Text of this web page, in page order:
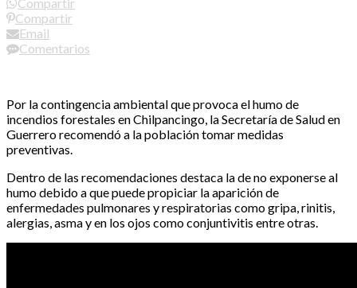
Compartir
Email
Comentarios
Por la contingencia ambiental que provoca el humo de
incendios forestales en Chilpancingo, la Secretaría de Salud en
Guerrero recomendó a la población tomar medidas
preventivas.
Dentro de las recomendaciones destaca la de no exponerse al
humo debido a que puede propiciar la aparición de
enfermedades pulmonares y respiratorias como gripa, rinitis,
alergias, asma y en los ojos como conjuntivitis entre otras.